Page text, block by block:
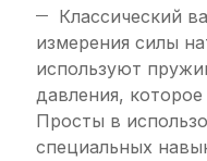
Классический
измерения силы
используют
давления,
Просты в
специальных